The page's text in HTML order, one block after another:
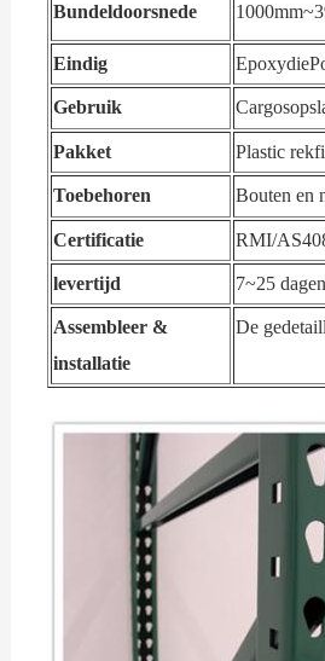
Bundeldoorsnede
Eindig
Gebruik
Pakket Plastic
Toebehoren Bouten en
Certificatie RMI/
levertijd 7~25
Assembleer &
installatie
De